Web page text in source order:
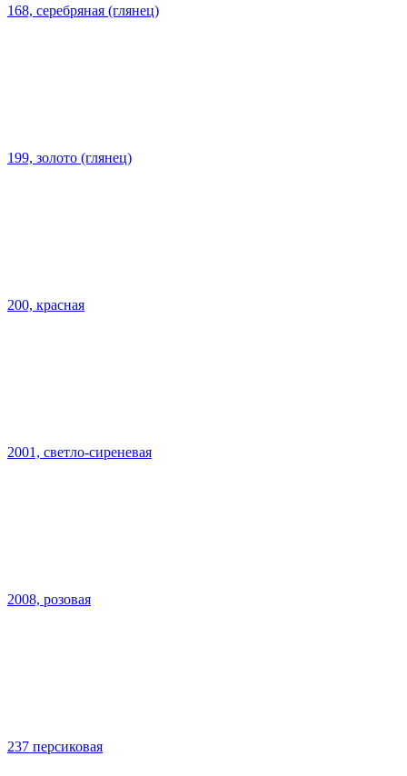
168, серебряная (глянец)
199, золото (глянец)
200, красная
2001, светло-сиреневая
2008, розовая
237 персиковая